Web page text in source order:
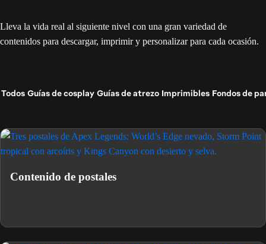
Lleva la vida real al siguiente nivel con una gran variedad de
contenidos para descargar, imprimir y personalizar para cada ocasión.
Todos Guías de cosplay Guías de atrezo Imprimibles Fondos de
Contenido de postales